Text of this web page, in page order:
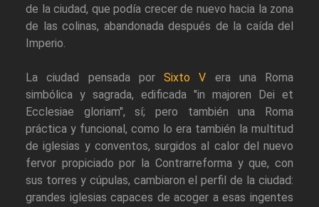
de la ciudad, que podía crecer de nuevo hacia la zona
de las colinas, abandonada después de la caída del
Imperio.
La ciudad pensada por Sixto V era una Roma
simbólica y sagrada, edificada "in majoren Dei et
Ecclesiae gloriam", sí; pero también una Roma
práctica y funcional, como lo era también la multitud
de iglesias y conventos, surgidos al calor del nuevo
fervor propiciado por la Contrarreforma y que, con
sus torres y cúpulas, cambiaron el perfil de la ciudad:
grandes iglesias capaces de acoger a esas ingentes